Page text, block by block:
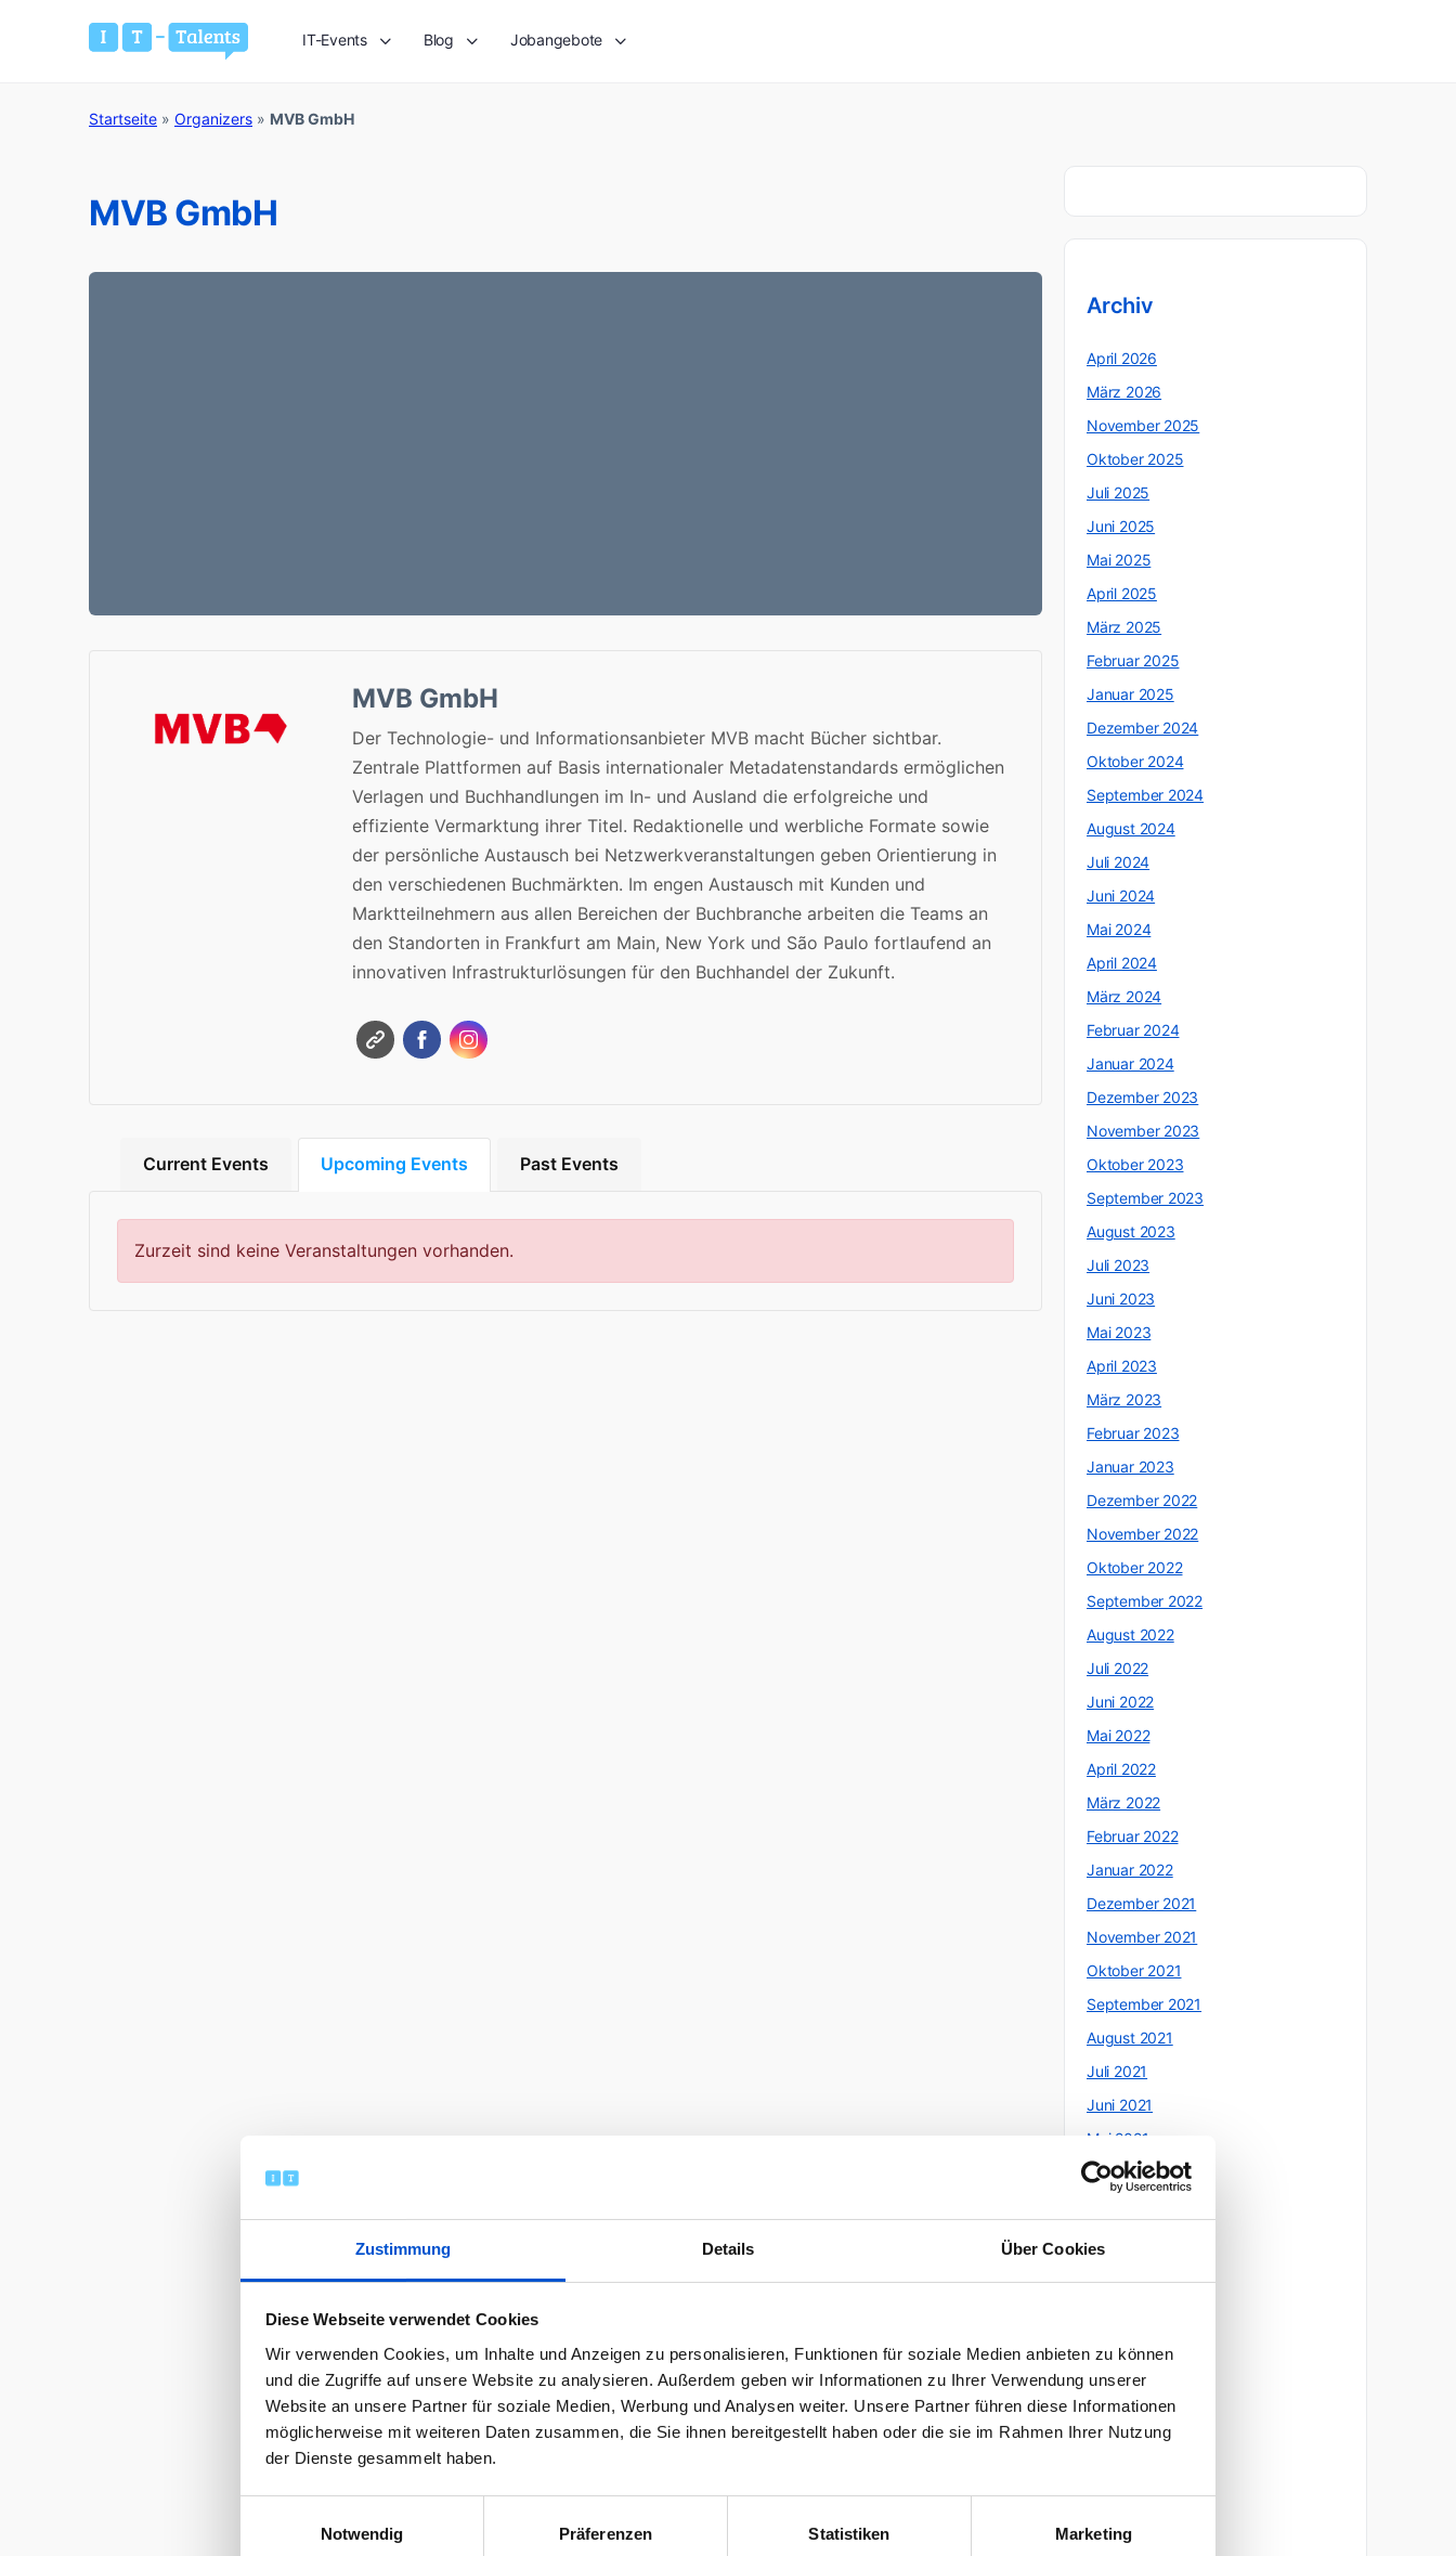
Zustimmung Details Über Cookies
Diese Webseite verwendet Cookies
Wir verwenden Cookies, um Inhalte und Anzeigen zu personalisieren, Funktionen für soziale Medien anbieten zu können
und die Zugriffe auf unsere Website zu analysieren. Außerdem geben wir Informationen zu Ihrer Verwendung unserer
Website an unsere Partner für soziale Medien, Werbung und Analysen weiter. Unsere Partner führen diese Informationen
möglicherweise mit weiteren Daten zusammen, die Sie ihnen bereitgestellt haben oder die sie im Rahmen Ihrer Nutzung
der Dienste gesammelt haben.
Notwendig
Präferenzen Statistiken Marketing
IT-Events Blog Jobangebote
Startseite » Organizers » MVB GmbH
MVB GmbH
MVB GmbH
Der Technologie- und Informationsanbieter MVB macht Bücher sichtbar.
Zentrale Plattformen auf Basis internationaler Metadatenstandards ermöglichen
Verlagen und Buchhandlungen im In- und Ausland die erfolgreiche und
effiziente Vermarktung ihrer Titel. Redaktionelle und werbliche Formate sowie
der persönliche Austausch bei Netzwerkveranstaltungen geben Orientierung in
den verschiedenen Buchmärkten. Im engen Austausch mit Kunden und
Marktteilnehmern aus allen Bereichen der Buchbranche arbeiten die Teams an
den Standorten in Frankfurt am Main, New York und São Paulo fortlaufend an
innovativen Infrastrukturlösungen für den Buchhandel der Zukunft.
Current Events Upcoming Events Past Events
Zurzeit sind keine Veranstaltungen vorhanden.
Archiv
April 2026
März 2026
November 2025
Oktober 2025
Juli 2025
Juni 2025
Mai 2025
April 2025
März 2025
Februar 2025
Januar 2025
Dezember 2024
Oktober 2024
September 2024
August 2024
Juli 2024
Juni 2024
Mai 2024
April 2024
März 2024
Februar 2024
Januar 2024
Dezember 2023
November 2023
Oktober 2023
September 2023
August 2023
Juli 2023
Juni 2023
Mai 2023
April 2023
März 2023
Februar 2023
Januar 2023
Dezember 2022
November 2022
Oktober 2022
September 2022
August 2022
Juli 2022
Juni 2022
Mai 2022
April 2022
März 2022
Februar 2022
Januar 2022
Dezember 2021
November 2021
Oktober 2021
September 2021
August 2021
Juli 2021
Juni 2021
Mai 2021
April 2021
Februar 2021
Oktober 2020
September 2020
August 2020
Mai 2020